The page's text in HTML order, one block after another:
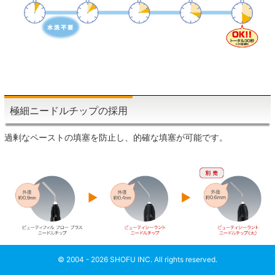
極細ニードルチップの採用
過剰なペーストの填塞を防止し、的確な填塞が可能です。
ページ上部へ戻る
© 2004 - 2026 SHOFU INC. All rights reserved.